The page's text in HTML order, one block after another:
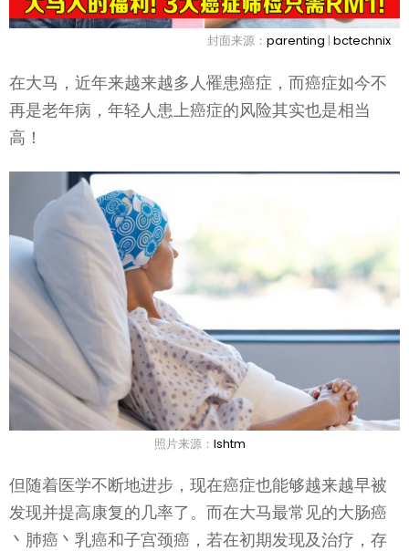
封面来源： parenting | bctechnix
在大马，近年来越来越多人罹患癌症，而癌症如今不
再是老年病，年轻人患上癌症的风险其实也是相当
高！
照片来源： lshtm
但随着医学不断地进步，现在癌症也能够越来越早被
发现并提高康复的几率了。而在大马最常见的大肠癌
丶肺癌丶乳癌和子宫颈癌，若在初期发现及治疗，存